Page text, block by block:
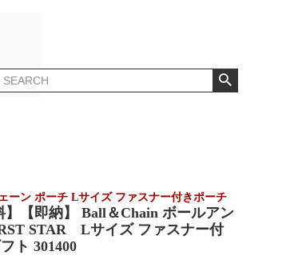
ーン ポーチ Lサイズ ファスナー付きポーチ
】【即納】 Ball＆Chain ボールアン
STAR Lサイズ ファスナー付
ト 301400